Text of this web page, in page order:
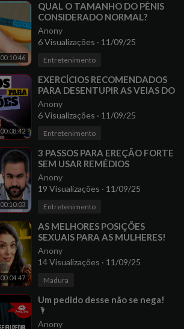
00:10:46
⁣QUAL O TAMANHO DO PÊNIS
CONSIDERADO NORMAL?
Anony
6 Visualizações · 11/09/25
Entretenimento
00:08:42
⁣EXERCÍCIOS RECOMENDADOS
PARA DESENTUPIR AS VEIAS DO
PÊNIS E AUMENTAR A
POTÊNCIA
Anony
6 Visualizações · 11/09/25
Entretenimento
00:10:03
⁣3 PASSOS PARA EREÇÃO FORTE
SEM USAR REMÉDIOS
Anony
19 Visualizações · 11/09/25
Entretenimento
00:04:47
⁣AS MELHORES POSIÇÕES
SEXUAIS PARA AS MULHERES!
(com Gabi Marinho) | PODCAST
do MHM
Anony
14 Visualizações · 11/09/25
Madura
⁣Um pedido desse não se nega!
🌂
Anony